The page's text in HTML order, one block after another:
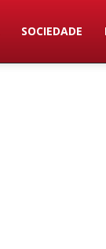
SOCIEDADE